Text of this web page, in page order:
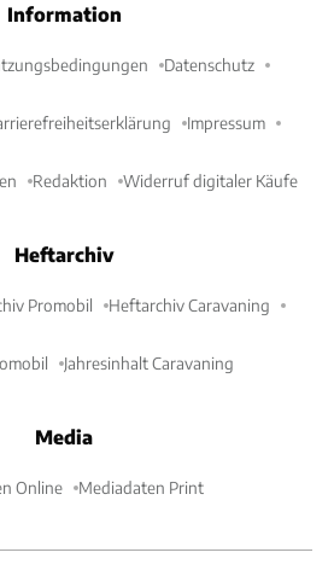
Information
Datenschutz
Impressum
Redaktion Widerruf digitaler Käufe
Heftarchiv
Promobil Heftarchiv Caravaning
Jahresinhalt Caravaning
Media
Online Mediadaten Print